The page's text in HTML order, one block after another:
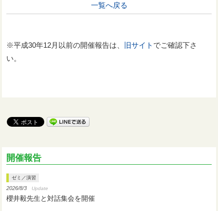
一覧へ戻る
※平成30年12月以前の開催報告は、 旧サイト でご確認下さ
い。
開催報告
ゼミ／演習
2026/8/3 Update
櫻井毅先生と対話集会を開催